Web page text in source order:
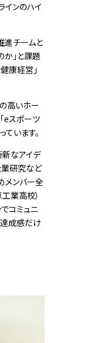
インのハイ
進チームと
」と課題
康経営」
高いホー
eスポーツ
います。
新なアイデ
業研究など
メンバー全
業高校）
コミュニ
達成感だけ